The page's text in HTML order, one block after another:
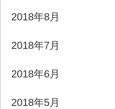
2018年8月
2018年7月
2018年6月
2018年5月